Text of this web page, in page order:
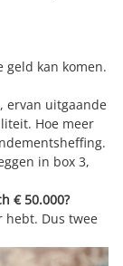
geld kan komen.
ervan uitgaande
Hoe meer
in box 3,
€ 50.000?
hebt. Dus twee